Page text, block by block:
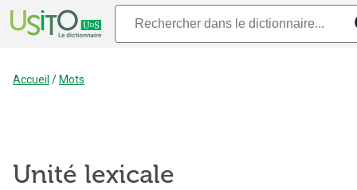
Accueil / Mots
Unité lexicale